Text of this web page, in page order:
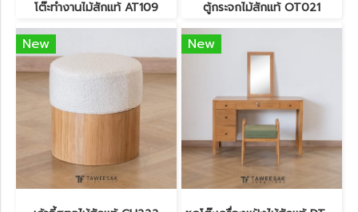
โต๊ะทำงานไม้สักแท้ AT109 ตู้กระจกไม้สักแท้ OT021
New New